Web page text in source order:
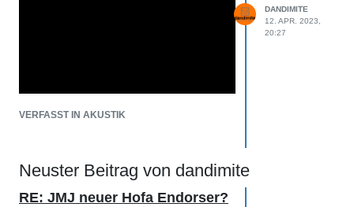
VERFASST IN AKUSTIK
DANDIMITE
12. APR. 2023,
20:27
Neuster Beitrag von dandimite
RE: JMJ neuer Hofa Endorser?